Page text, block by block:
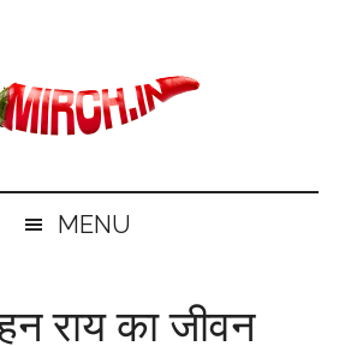
MENU
राय का जीवन